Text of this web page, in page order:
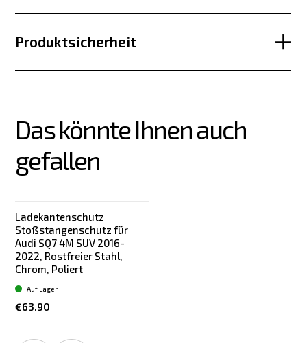
Produktsicherheit
Das könnte Ihnen auch
gefallen
Ladekantenschutz
Stoßstangenschutz für
Audi SQ7 4M SUV 2016-
2022, Rostfreier Stahl,
Chrom, Poliert
€63.90
Auf Lager